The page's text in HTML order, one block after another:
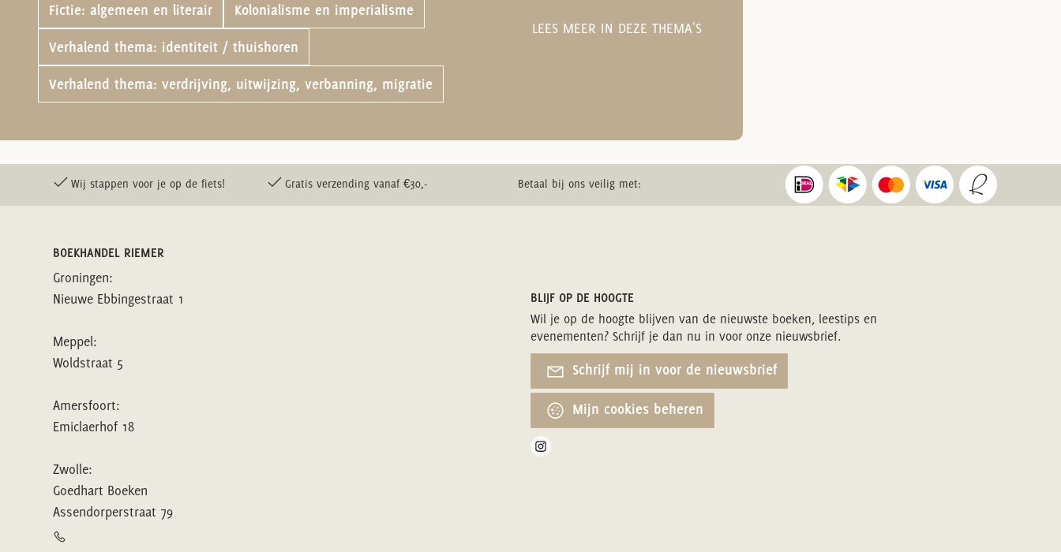
Fictie: algemeen en literair Kolonialisme en imperialisme
Verhalend thema: identiteit / thuishoren
Verhalend thema: verdrijving, uitwijzing, verbanning, migratie
LEES MEER IN DEZE THEMA'S
Wij stappen voor je op de fiets! Gratis verzending vanaf €30,- Betaal bij ons veilig met:
BOEKHANDEL RIEMER
Groningen:
Nieuwe Ebbingestraat 1
Meppel:
Woldstraat 5
Amersfoort:
Emiclaerhof 18
Zwolle:
Goedhart Boeken
Assendorperstraat 79
BLIJF OP DE HOOGTE
Wil je op de hoogte blijven van de nieuwste boeken, leestips en
evenementen? Schrijf je dan nu in voor onze nieuwsbrief.
Schrijf mij in voor de nieuwsbrief
Mijn cookies beheren